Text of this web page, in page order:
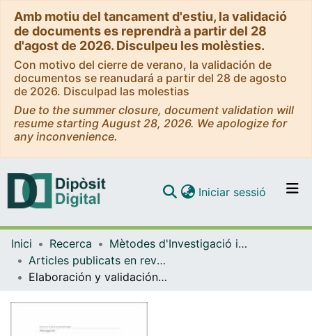
Amb motiu del tancament d'estiu, la validació
de documents es reprendrà a partir del 28
d'agost de 2026. Disculpeu les molèsties.
Con motivo del cierre de verano, la validación de
documentos se reanudará a partir del 28 de agosto
de 2026. Disculpad las molestias
Due to the summer closure, document validation will
resume starting August 28, 2026. We apologize for
any inconvenience.
Navega per tot el DD
Com publicar
Contacte
Iniciar sessió (current)
Inici Recerca
Mètodes d'Investigació i Diagnòstic en Educació
Articles publicats en revistes (Mètodes d'Investigació i Diagnòstic en Educació)
Elaboración y validación de un cuestionario para la valoración de proyectos de aprendizaje-servicio